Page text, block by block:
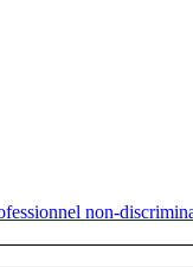
non-